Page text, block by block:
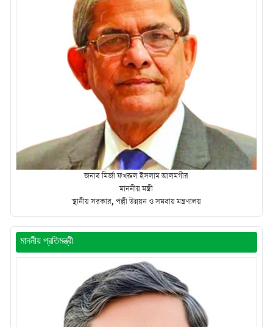
জনাব মির্জা ফখরুল ইসলাম আলমগীর
মাননীয় মন্ত্রী
স্থানীয় সরকার, পল্লী উন্নয়ন ও সমবায় মন্ত্রণালয়
মাননীয় প্রতিমন্ত্রী